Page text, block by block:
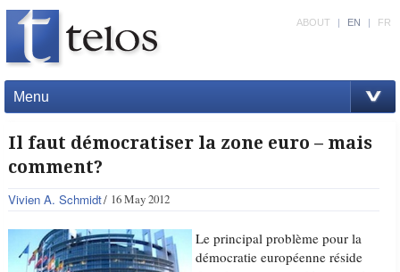
Menu
ABOUT | EN | FR
Il faut démocratiser la zone euro – mais
comment?
Vivien A. Schmidt 16 May 2012
Le principal problème pour la
démocratie européenne réside